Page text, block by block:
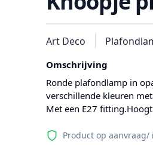
Art Deco
Omschrijving
Ronde plafondlamp in
verschillende kleuren
Met een E27
Product op aanvraag/